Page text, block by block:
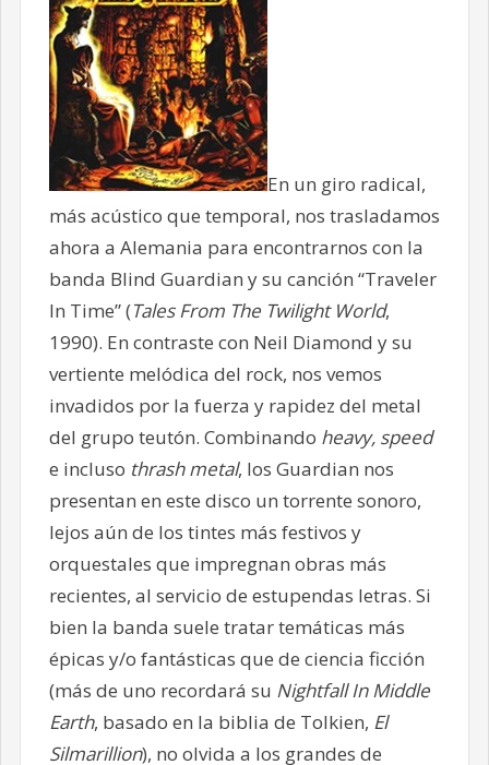
En un giro radical,
más acústico que temporal, nos trasladamos
ahora a Alemania para encontrarnos con la
banda Blind Guardian y su canción “Traveler
In Time” (Tales From The Twilight World,
1990). En contraste con Neil Diamond y su
vertiente melódica del rock, nos vemos
invadidos por la fuerza y rapidez del metal
del grupo teutón. Combinando heavy, speed
e incluso thrash metal, los Guardian nos
presentan en este disco un torrente sonoro,
lejos aún de los tintes más festivos y
orquestales que impregnan obras más
recientes, al servicio de estupendas letras. Si
bien la banda suele tratar temáticas más
épicas y/o fantásticas que de ciencia ficción
(más de uno recordará su Nightfall In Middle
Earth, basado en la biblia de Tolkien, El
Silmarillion), no olvida a los grandes de